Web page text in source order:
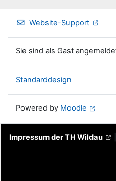
Website-Support
Sie sind als Gast
Standarddesign
Powered by Moodle
Impressum der TH Wildau